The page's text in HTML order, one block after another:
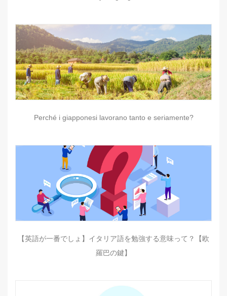
Perché i giapponesi lavorano tanto e seriamente?
【英語が一番でしょ】イタリア語を勉強する意味って？【欧
羅巴の鍵】